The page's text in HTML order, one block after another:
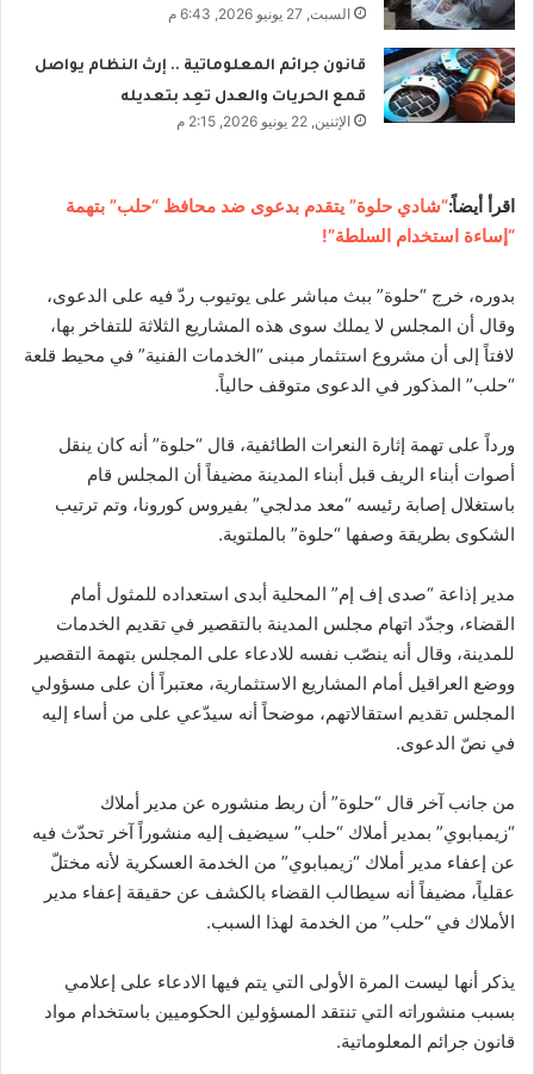
السبت, 27 يونيو 2026, 6:43 م
قانون جرائم المعلوماتية .. إرث النظام يواصل
قمع الحريات والعدل تعِد بتعديله
الإثنين, 22 يونيو 2026, 2:15 م
اقرأ أيضاً:“شادي حلوة” يتقدم بدعوى ضد محافظ “حلب” بتهمة
“إساءة استخدام السلطة”!
بدوره، خرج “حلوة” ببث مباشر على يوتيوب ردّ فيه على الدعوى،
وقال أن المجلس لا يملك سوى هذه المشاريع الثلاثة للتفاخر بها،
لافتاً إلى أن مشروع استثمار مبنى “الخدمات الفنية” في محيط قلعة
“حلب” المذكور في الدعوى متوقف حالياً.
ورداً على تهمة إثارة النعرات الطائفية، قال “حلوة” أنه كان ينقل
أصوات أبناء الريف قبل أبناء المدينة مضيفاً أن المجلس قام
باستغلال إصابة رئيسه “معد مدلجي” بفيروس كورونا، وتم ترتيب
الشكوى بطريقة وصفها “حلوة” بالملتوية.
مدير إذاعة “صدى إف إم” المحلية أبدى استعداده للمثول أمام
القضاء، وجدّد اتهام مجلس المدينة بالتقصير في تقديم الخدمات
للمدينة، وقال أنه ينصّب نفسه للادعاء على المجلس بتهمة التقصير
ووضع العراقيل أمام المشاريع الاستثمارية، معتبراً أن على مسؤولي
المجلس تقديم استقالاتهم، موضحاً أنه سيدّعي على من أساء إليه
في نصّ الدعوى.
من جانب آخر قال “حلوة” أن ربط منشوره عن مدير أملاك
“زيمبابوي” بمدير أملاك “حلب” سيضيف إليه منشوراً آخر تحدّث فيه
عن إعفاء مدير أملاك “زيمبابوي” من الخدمة العسكرية لأنه مختلّ
عقلياً، مضيفاً أنه سيطالب القضاء بالكشف عن حقيقة إعفاء مدير
الأملاك في “حلب” من الخدمة لهذا السبب.
يذكر أنها ليست المرة الأولى التي يتم فيها الادعاء على إعلامي
بسبب منشوراته التي تنتقد المسؤولين الحكوميين باستخدام مواد
قانون جرائم المعلوماتية.